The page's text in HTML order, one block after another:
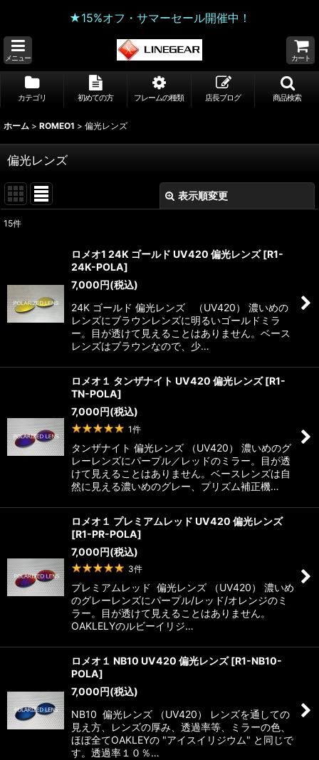
★15%オフ・サマーセール開催中！
メニュー カート
カテゴリ 初めての方 フレームの種類 店長ブログ 商品検索
ホーム > ROMEO1 > 偏光レンズ
偏光レンズ
表示順変更
絞り込む
15件
ロメオ1 24K ゴールド UV420 偏光レンズ [R1-
24K-POLA]
7,000円(税込)
24K ゴールド 偏光レンズ （UV420） 濃いめの
レンズにブラウンレンズに明るいゴールドミラ
ー。目が透けて見えることはありません。ベース
レンズはブラウンなので、少…
ロメオ１ タンザナイト UV420 偏光レンズ [R1-
TN-POLA]
7,000円(税込)
1件
タンザナイト 偏光レンズ （UV420） 濃いめのグ
レーレンズにパープル／レッドのミラー。目が透
けて見えることはありません。ベースレンズは自
然に見える濃いめのグレー、プリズム補正機…
ロメオ１ プレミアムレッド UV420 偏光レンズ
[R1-PR-POLA]
7,000円(税込)
3件
プレミアムレッド 偏光レンズ （UV420） 濃いめ
のグレーレンズにパープル/レッド/オレンジのミ
ラー。目が透けて見えることはありません。
OAKLELYのルビーイリジ…
ロメオ１ NB10 UV420 偏光レンズ [R1-NB10-
POLA]
7,000円(税込)
NB10 偏光レンズ （UV420） レンズを通しての
見え方、レンズの厚み、透過率等、ミラーの色、
ほぼ全てOAKLEYの "アイスイリジウム" と同じで
す。透過率１０％…